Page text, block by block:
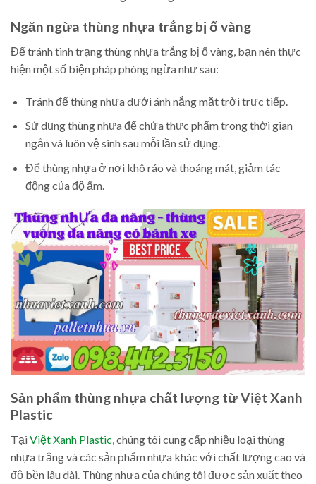
Ngăn ngừa thùng nhựa trắng bị ố vàng
Để tránh tình trạng thùng nhựa trắng bị ố vàng, bạn nên thực
hiện một số biện pháp phòng ngừa như sau:
Tránh để thùng nhựa dưới ánh nắng mặt trời trực tiếp.
Sử dụng thùng nhựa để chứa thực phẩm trong thời gian
ngắn và luôn vệ sinh sau mỗi lần sử dụng.
Để thùng nhựa ở nơi khô ráo và thoáng mát, giảm tác
động của độ ẩm.
Sản phẩm thùng nhựa chất lượng từ Việt Xanh
Plastic
TạiViệt Xanh Plastic , chúng tôi cung cấp nhiều loại thùng
nhựa trắng và các sản phẩm nhựa khác với chất lượng cao và
độ bền lâu dài. Thùng nhựa của chúng tôi được sản xuất theo